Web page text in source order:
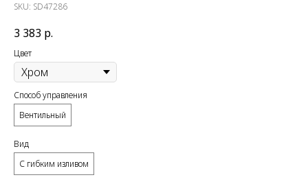
SKU: SD47286
3 383 р.
Цвет
Способ управления
Вентильный
Вид
С гибким изливом